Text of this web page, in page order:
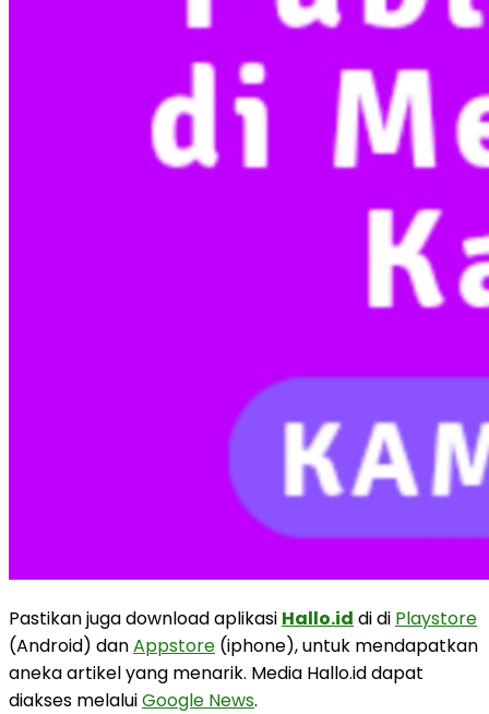
Pastikan juga download aplikasi Hallo.id di di Playstore
(Android) danAppstore (iphone), untuk mendapatkan
aneka artikel yang menarik. Media Hallo.id dapat
diakses melaluiGoogle News.